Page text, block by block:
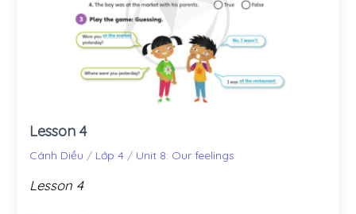
Lesson 4
Cánh Diều / Lớp 4 / Unit 8: Our feelings
Lesson 4